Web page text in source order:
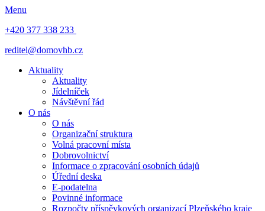
Menu
+420 377 338 233
reditel@domovhb.cz
Aktuality
Aktuality
Jídelníček
Návštěvní řád
O nás
O nás
Organizační struktura
Volná pracovní místa
Dobrovolnictví
Informace o zpracování osobních údajů
Úřední deska
E-podatelna
Povinné informace
Rozpočty příspěvkových organizací Plzeňského kraje